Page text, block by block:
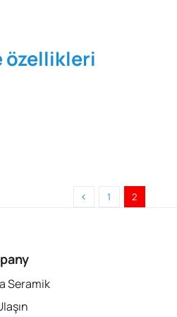
özellikleri
1 2
Seramik